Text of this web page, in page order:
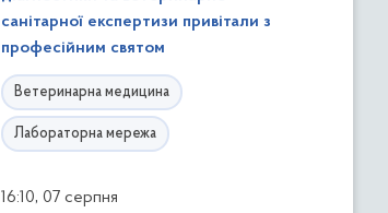
санітарної експертизи привітали з
професійним святом
Ветеринарна медицина
Лабораторна мережа
16:10, 07 серпня